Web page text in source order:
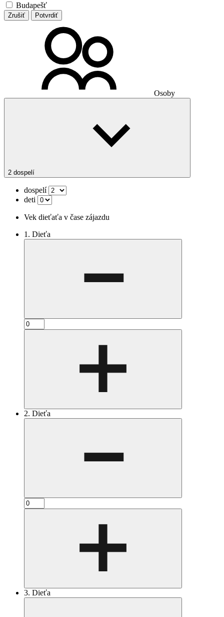
Budapešť
Zrušiť Potvrdiť
Osoby
2 dospelí
dospelí
deti
Vek dieťaťa v čase zájazdu
1. Dieťa
2. Dieťa
3. Dieťa